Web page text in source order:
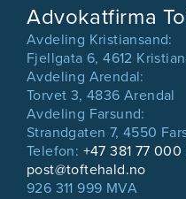
Advokatfirma
Avdeling Kristiansand:
Fjellgata 6, 4612
Avdeling Arendal:
Torvet 3, 4836 Arendal
Avdeling Farsund:
Strandgaten 7, 4550
Telefon: +47 381 77 000
post@toftehald.no
926 311 999 MVA